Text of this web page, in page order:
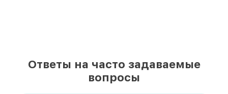
Повреждение экрана. Механическое
воздействие, перегрев или заводской дефект
могут вывести матрицу из строя.
Ответы на часто задаваемые
вопросы